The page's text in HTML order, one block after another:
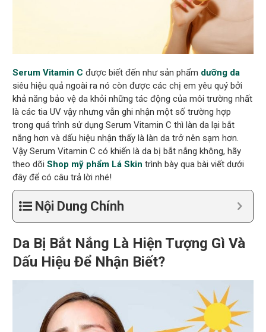
Serum Vitamin C được biết đến như sản phẩm dưỡng da
siêu hiệu quả ngoài ra nó còn được các chị em yêu quý bởi
khả năng bảo vệ da khỏi những tác động của môi trường nhất
là các tia UV vậy nhưng vẫn ghi nhận một số trường hợp
trong quá trình sử dụng Serum Vitamin C thì làn da lại bắt
nắng hơn và dấu hiệu nhận thấy là làn da trở nên sạm hơn.
Vậy Serum Vitamin C có khiến là da bị bắt nắng không, hãy
theo dõiShop mỹ phẩm Lá Skintrình bày qua bài viết dưới
đây để có câu trả lời nhé!
Nội Dung Chính
Da Bị Bắt Nắng Là Hiện Tượng Gì Và
Dấu Hiệu Để Nhận Biết?